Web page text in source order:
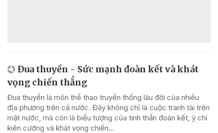
Đua thuyền - Sức mạnh đoàn kết và khát
vọng chiến thắng
Đua thuyền là môn thể thao truyền thống lâu đời của nhiều
địa phương trên cả nước. Đây không chỉ là cuộc tranh tài trên
mặt nước, mà còn là biểu tượng của tinh thần đoàn kết, ý chí
kiên cường và khát vọng chiến...